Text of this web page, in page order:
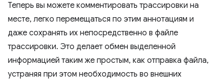
Теперь вы можете комментировать трассировки на
месте, легко перемещаться по этим аннотациям и
даже сохранять их непосредственно в файле
трассировки. Это делает обмен выделенной
информацией таким же простым, как отправка файла,
устраняя при этом необходимость во внешних